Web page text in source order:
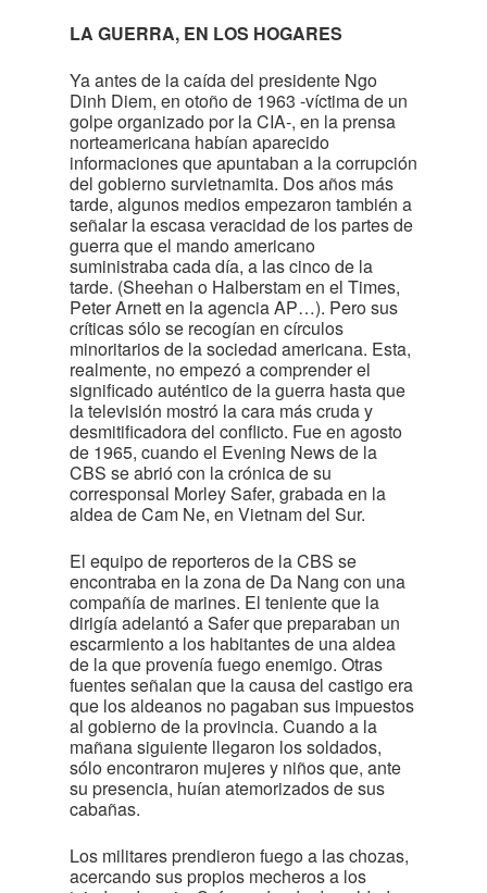
LA GUERRA, EN LOS HOGARES
Ya antes de la caída del presidente Ngo
Dinh Diem, en otoño de 1963 -víctima de un
golpe organizado por la CIA-, en la prensa
norteamericana habían aparecido
informaciones que apuntaban a la corrupción
del gobierno survietnamita. Dos años más
tarde, algunos medios empezaron también a
señalar la escasa veracidad de los partes de
guerra que el mando americano
suministraba cada día, a las cinco de la
tarde. (Sheehan o Halberstam en el Times,
Peter Arnett en la agencia AP…). Pero sus
críticas sólo se recogían en círculos
minoritarios de la sociedad americana. Esta,
realmente, no empezó a comprender el
significado auténtico de la guerra hasta que
la televisión mostró la cara más cruda y
desmitificadora del conflicto. Fue en agosto
de 1965, cuando el Evening News de la
CBS se abrió con la crónica de su
corresponsal Morley Safer, grabada en la
aldea de Cam Ne, en Vietnam del Sur.
El equipo de reporteros de la CBS se
encontraba en la zona de Da Nang con una
compañía de marines. El teniente que la
dirigía adelantó a Safer que preparaban un
escarmiento a los habitantes de una aldea
de la que provenía fuego enemigo. Otras
fuentes señalan que la causa del castigo era
que los aldeanos no pagaban sus impuestos
al gobierno de la provincia. Cuando a la
mañana siguiente llegaron los soldados,
sólo encontraron mujeres y niños que, ante
su presencia, huían atemorizados de sus
cabañas.
Los militares prendieron fuego a las chozas,
acercando sus propios mecheros a los